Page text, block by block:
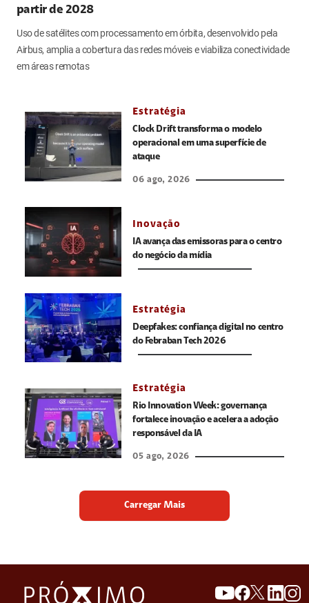
partir de 2028
Uso de satélites com processamento em órbita, desenvolvido pela
Airbus, amplia a cobertura das redes móveis e viabiliza conectividade
em áreas remotas
Estratégia
Clock Drift transforma o modelo
operacional em uma superfície de
ataque
06 ago, 2026
Inovação
IA avança das emissoras para o centro
do negócio da mídia
Estratégia
Deepfakes: confiança digital no centro
do Febraban Tech 2026
Estratégia
Rio Innovation Week: governança
fortalece inovação e acelera a adoção
responsável da IA
05 ago, 2026
Carregar Mais